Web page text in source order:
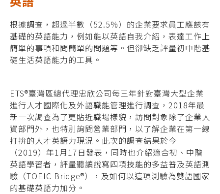
根據調查，超過半數（52.5%）的企業要求員工應該有
基礎的英語能力，例如能以英語自我介紹，表達工作上
簡單的事項和問簡單的問題等。但卻缺乏評量初中階基
礎生活英語能力的工具。
ETS®臺灣區總代理忠欣公司每三年針對臺灣大型企業
進行人才國際化及外語職能管理進行調查，2018年最
新一次調查為了更貼近職場樣貌，訪問對象除了企業人
資部門外，也特別詢問營業部門，以了解企業在第一線
打拚的人才英語力現況。此次的調查結果於今
（2019）年1月17日發表，同時也介紹適合初、中階
英語學習者，評量聽讀說寫四項技能的多益普及英語測
驗（TOEIC Bridge®），及如何以這項測驗為雙語國家
的基礎英語力加分。